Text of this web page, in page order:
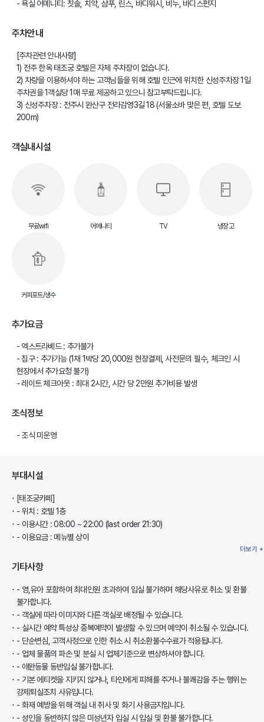
- 욕실 어메니티: 칫솔, 치약, 샴푸, 린스, 바디워시, 비누, 바디스펀지
주차안내
[주차관련 안내사항]
1) 전주 한옥 태조궁 호텔은 자체 주차장이 없습니다.
2) 차량을 이용하셔야 하는 고객님들을 위해 호텔 인근에 위치한 신성주차장 1일
주차권을 1객실당 1매 무료 제공하고 있으니 참고부탁드립니다.
3) 신성주차장 : 전주시 완산구 전라감영3길 18 (서울소바 맞은 편, 호텔 도보
200m)
객실내시설
무료wifi 어메니티 TV 냉장고
커피포트/생수
추가요금
- 엑스트라베드 : 추가불가
- 침구 : 추가가능 (1채 1박당 20,000원 현장결제, 사전문의 필수, 체크인 시
현장에서 추가요청 불가)
- 레이트 체크아웃 : 최대 2시간, 시간 당 2만원 추가비용 발생
조식정보
- 조식 미운영
부대시설
[태조궁카페]
- 위치 : 호텔 1층
- 이용시간 : 08:00 ~ 22:00 (last order 21:30)
- 이용요금 : 메뉴별 상이
더보기 +
기타사항
- 영,유아 포함하여 최대인원 초과하여 입실 불가하며 해당사유로 취소 및 환불
불가합니다.
- 객실에 따라 이미지와 다른 객실로 배정될 수 있습니다.
- 실시간 예약 특성상 중복예약이 발생할 수 있으며 예약이 취소될 수 있습니다.
- 단순변심, 고객사정으로 인한 취소 시 취소환불수수료가 적용됩니다.
- 업체 물품의 파손 및 분실 시 업체기준으로 변상하셔야 합니다.
- 애완동물 동반입실 불가합니다.
- 기본 에티켓을 지키지 않거나, 타인에게 피해를 주거나 불쾌감을 주는 행위는
강제퇴실조치 사유입니다.
- 화재 예방을 위해 객실 내 취사 및 화기 사용금지입니다.
- 성인을 동반하지 않은 미성년자 입실 시 입실 및 환불 불가합니다.